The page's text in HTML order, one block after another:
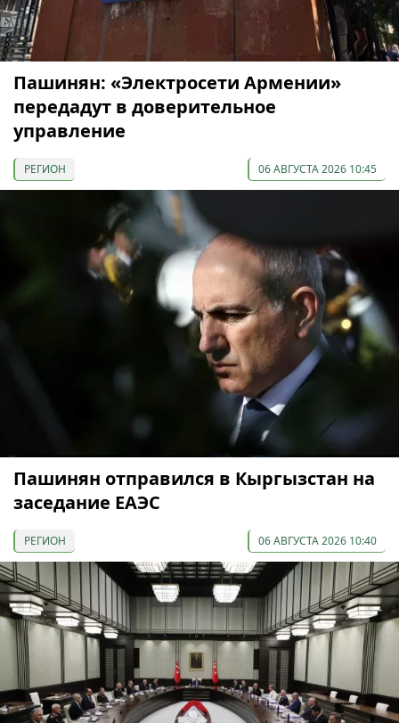
Пашинян: «Электросети Армении»
передадут в доверительное
управление
РЕГИОН 06 АВГУСТА 2026 10:45
Пашинян отправился в Кыргызстан на
заседание ЕАЭС
РЕГИОН 06 АВГУСТА 2026 10:40